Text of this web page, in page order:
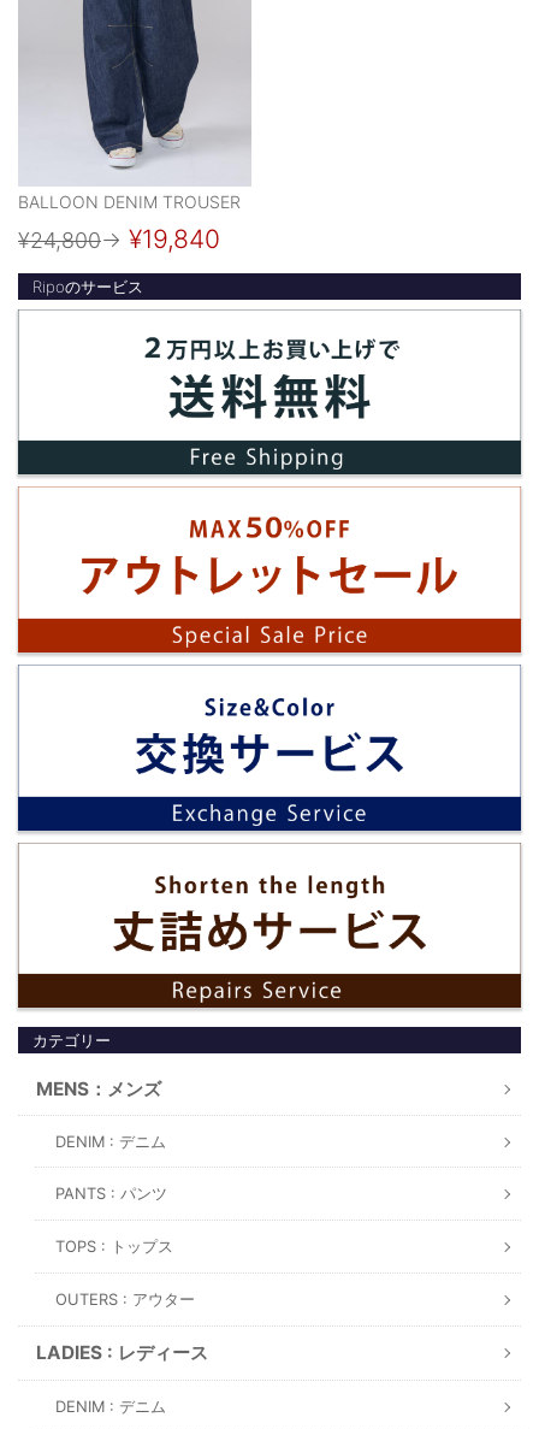
BALLOON DENIM TROUSER
¥24,800→ ¥19,840
Ripoのサービス
カテゴリー
MENS：メンズ
DENIM : デニム
PANTS : パンツ
TOPS : トップス
OUTERS : アウター
LADIES : レディース
DENIM : デニム